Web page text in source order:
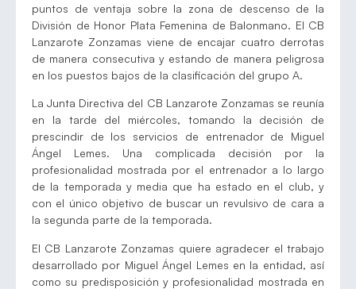
puntos de ventaja sobre la zona de descenso de la
División de Honor Plata Femenina de Balonmano. El CB
Lanzarote Zonzamas viene de encajar cuatro derrotas
de manera consecutiva y estando de manera peligrosa
en los puestos bajos de la clasificación del grupo A.
La Junta Directiva del CB Lanzarote Zonzamas se reunía
en la tarde del miércoles, tomando la decisión de
prescindir de los servicios de entrenador de Miguel
Ángel Lemes. Una complicada decisión por la
profesionalidad mostrada por el entrenador a lo largo
de la temporada y media que ha estado en el club, y
con el único objetivo de buscar un revulsivo de cara a
la segunda parte de la temporada.
El CB Lanzarote Zonzamas quiere agradecer el trabajo
desarrollado por Miguel Ángel Lemes en la entidad, así
como su predisposición y profesionalidad mostrada en